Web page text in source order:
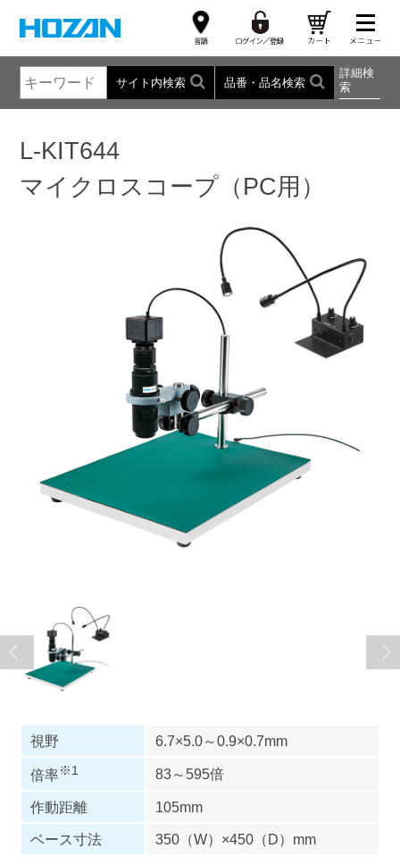
サイト内検索 品番・品名検索
詳細検
索
L-KIT644
マイクロスコープ（PC用）
視野 6.7×5.0～0.9×0.7mm
倍率※1 83～595倍
作動距離
105mm
ベース寸法
350（W）×450（D）mm